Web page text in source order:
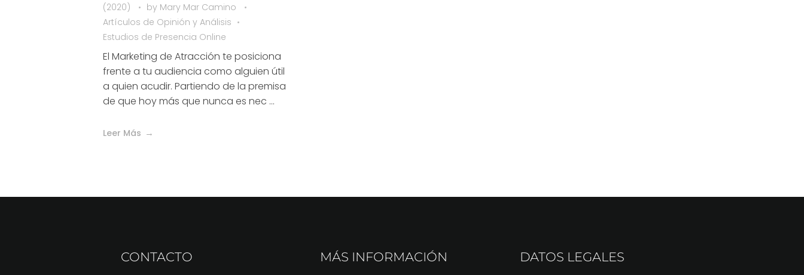
(2020) by Mary Mar Camino
Artículos de Opinión y Análisis
Estudios de Presencia Online
El Marketing de Atracción te posiciona
frente a tu audiencia como alguien útil
a quien acudir. Partiendo de la premisa
de que hoy más que nunca es nec ...
Leer Más
CONTACTO MÁS INFORMACIÓN DATOS LEGALES